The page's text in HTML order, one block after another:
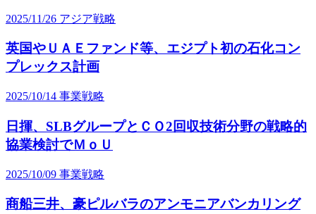
2025/11/26 アジア戦略
英国やＵＡＥファンド等、エジプト初の石化コン
プレックス計画
2025/10/14 事業戦略
日揮、SLBグループとＣＯ2回収技術分野の戦略的
協業検討でＭｏＵ
2025/10/09 事業戦略
商船三井、豪ピルバラのアンモニアバンカリング